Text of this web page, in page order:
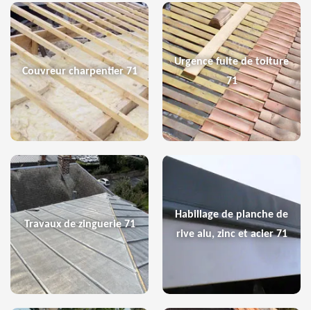
Couvreur charpentier 71
Urgence fuite de toiture
71
Travaux de zinguerie 71
Habillage de planche de
rive alu, zinc et acier 71